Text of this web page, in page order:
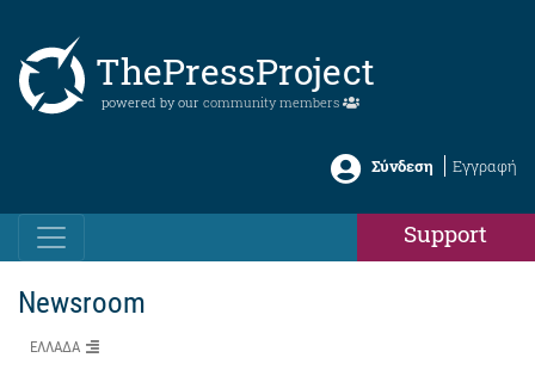
ThePressProject
powered by our community members
Σύνδεση Εγγραφή
Support
Newsroom
ΕΛΛΑΔΑ